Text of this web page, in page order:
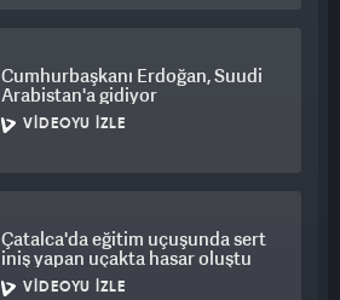
Cumhurbaşkanı Erdoğan, Suudi
Arabistan'a gidiyor
VIDEOYU İZLE
Çatalca'da eğitim uçuşunda sert
iniş yapan uçakta hasar oluştu
VIDEOYU İZLE